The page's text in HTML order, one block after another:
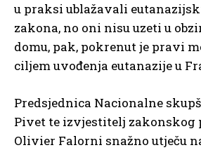
u praksi ublažavali
zakona, no oni nisu uzeti u
domu, pak, pokrenut je pravi
ciljem uvođenja eutanazije u
Predsjednica Nacionalne
Pivet te izvjestitelj zakonskog
Olivier Falorni snažno utječu